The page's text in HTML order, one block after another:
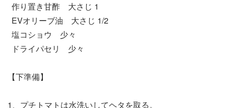
作り置き甘酢 大さじ 1
EVオリーブ油 大さじ 1/2
塩コショウ 少々
ドライパセリ 少々
【下準備】
1、プチトマトは水洗いしてヘタを取る。